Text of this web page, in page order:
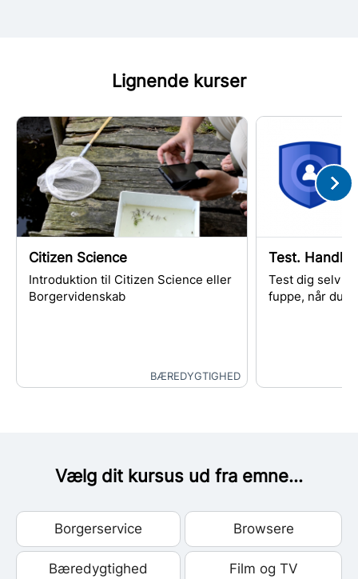
Lignende kurser
Citizen Science
Introduktion til Citizen Science eller
Borgervidenskab
BÆREDYGTIGHED
Test.
Test dig selv i,
fuppe, når du
Vælg dit kursus ud fra emne...
Borgerservice Browsere
Bæredygtighed Film og TV